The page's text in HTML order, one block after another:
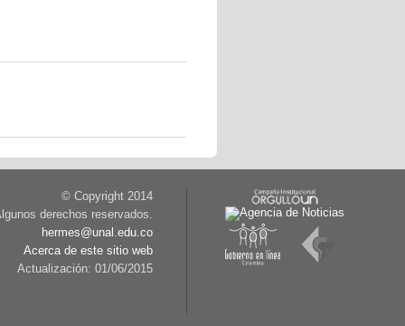
© Copyright 2014
derechos reservados.
hermes@unal.edu.co
Acerca de este sitio web
Actualización: 01/06/2015